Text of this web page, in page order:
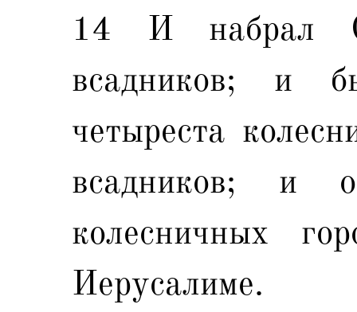
14 И набрал
всадников; и
четыреста
всадников; и
колесничных
Иерусалиме.